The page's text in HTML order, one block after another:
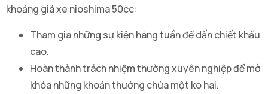
khoảng giá xe nioshima 50cc:
Tham gia những sự kiện hàng tuần để dấn chiết khấu
cao.
Hoàn thành trách nhiệm thường xuyên nghiệp để mở
khóa những khoản thưởng chứa một ko hai.